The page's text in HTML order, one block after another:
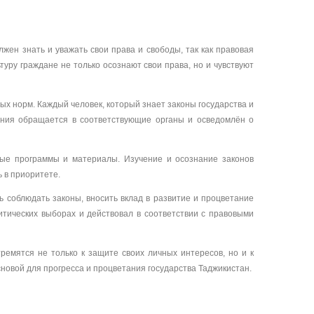
знать и уважать свои права и свободы, так как правовая
граждане не только осознают свои права, но и чувствуют
норм. Каждый человек, который знает законы государства и
обращается в соответствующие органы и осведомлён о
программы и материалы. Изучение и осознание законов
в приоритете.
законы, вносить вклад в развитие и процветание
выборах и действовал в соответствии с правовыми
не только к защите своих личных интересов, но и к
для прогресса и процветания государства Таджикистан.